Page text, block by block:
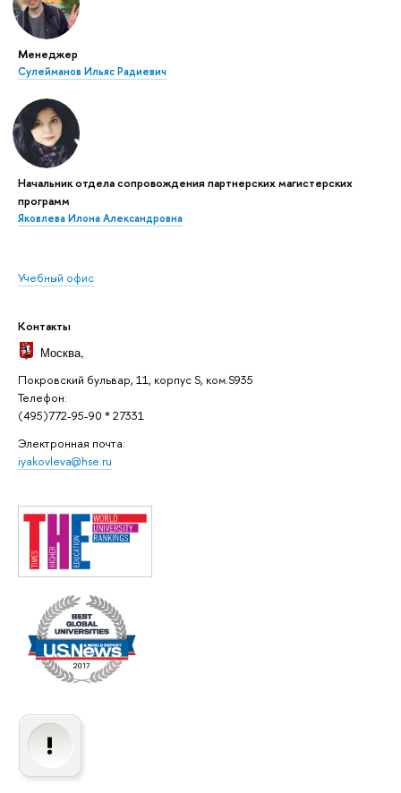
Менеджер
Сулейманов Ильяс Радиевич
Начальник отдела сопровождения партнерских магистерских
программ
Яковлева Илона Александровна
Учебный офис
Контакты
Москва,
Покровский бульвар, 11, корпус S, ком.S935
Телефон:
(495)772-95-90 * 27331
Электронная почта:
iyakovleva@hse.ru